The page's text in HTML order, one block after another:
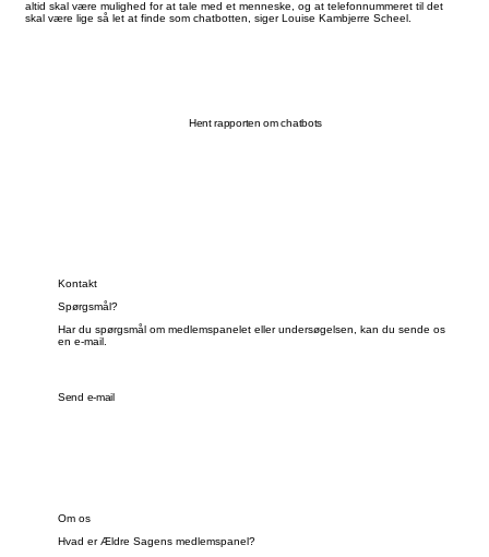
altid skal være mulighed for at tale med et menneske, og at telefonnummeret til det
skal være lige så let at finde som chatbotten, siger Louise Kambjerre Scheel.
Hent rapporten om chatbots
Kontakt
Spørgsmål?
Har du spørgsmål om medlemspanelet eller undersøgelsen, kan du sende os
en e-mail.
Send e-mail
Om os
Hvad er Ældre Sagens medlemspanel?